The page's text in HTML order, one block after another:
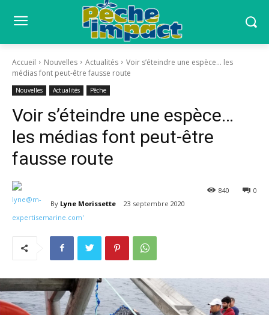
Accueil Nouvelles Actualités
Voir s’éteindre une espèce… les
médias font peut-être fausse route
Nouvelles Actualités Pêche
Voir s’éteindre une espèce…
les médias font peut-être
fausse route
By Lyne Morissette 23 septembre 2020
0
840